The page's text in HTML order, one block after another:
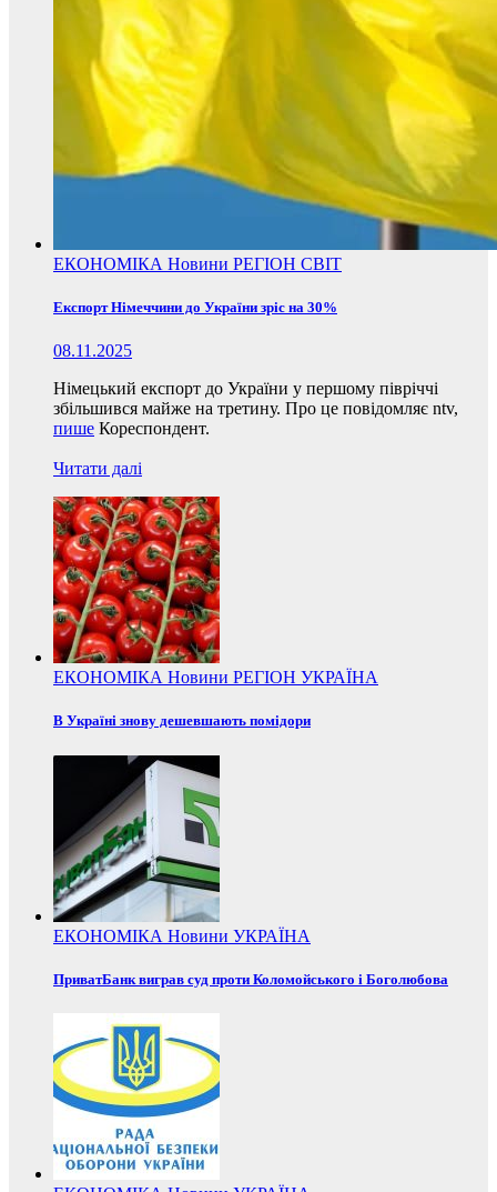
ЕКОНОМІКА Новини РЕГІОН СВІТ
Експорт Німеччини до України зріс на 30%
08.11.2025
Німецький експорт до України у першому півріччі
збільшився майже на третину. Про це повідомляє ntv,
пише Кореспондент.
Читати далі
ЕКОНОМІКА Новини РЕГІОН УКРАЇНА
В Україні знову дешевшають помідори
ЕКОНОМІКА Новини УКРАЇНА
ПриватБанк виграв суд проти Коломойського і Боголюбова